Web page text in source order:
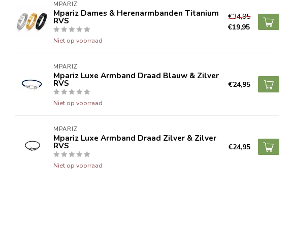
MPARIZ
Mpariz Dames & Herenarmbanden Titanium
RVS
Niet op voorraad
€34,95
€19,95
MPARIZ
Mpariz Luxe Armband Draad Blauw & Zilver
RVS
Niet op voorraad
€24,95
MPARIZ
Mpariz Luxe Armband Draad Zilver & Zilver
RVS
Niet op voorraad
€24,95